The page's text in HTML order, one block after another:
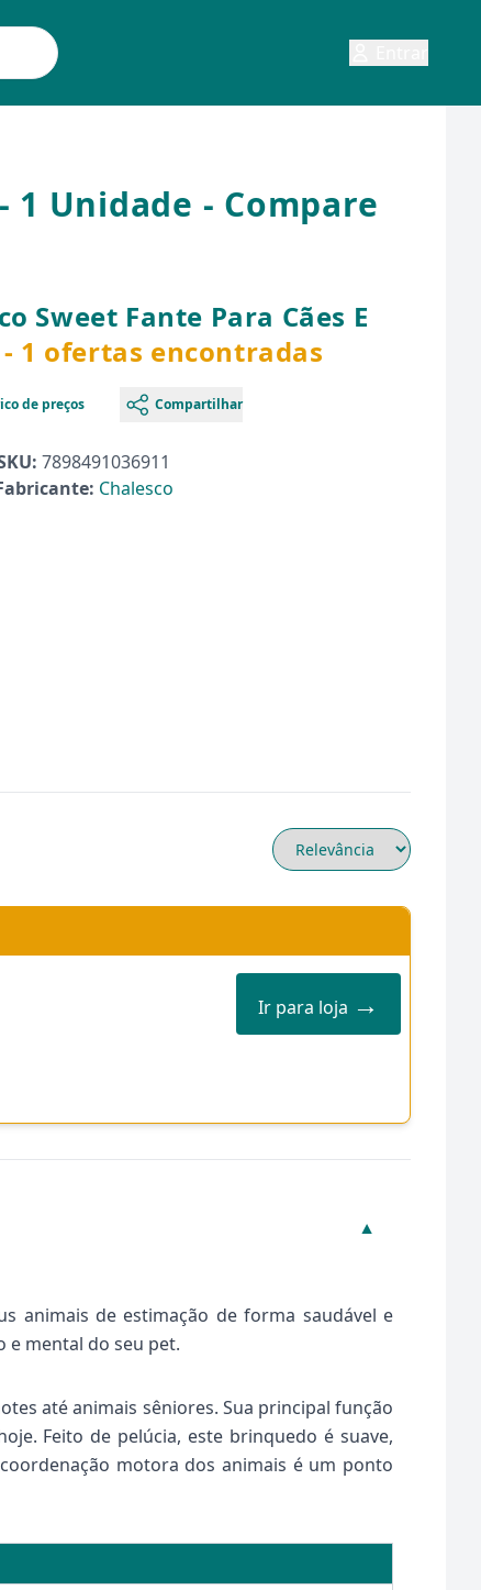
1 Unidade - Compare
Sweet Fante Para Cães E
- 1 ofertas encontradas
de preços Compartilhar
7898491036911
Chalesco
Ir para loja →
▼
animais de estimação de forma saudável e
e mental do seu pet.
até animais sêniores. Sua principal função
Feito de pelúcia, este brinquedo é suave,
motora dos animais é um ponto